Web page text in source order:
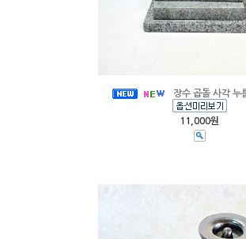
장수 곱돌 사각 누
11,000원